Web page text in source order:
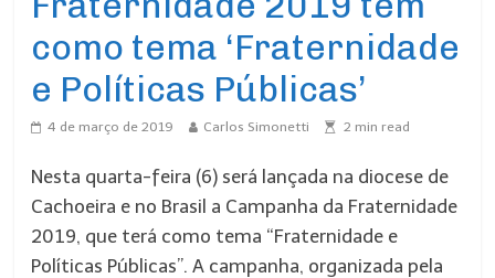
como tema ‘Fraternidade
e Políticas Públicas’
4 de março de 2019 Carlos Simonetti 2 min read
Nesta quarta-feira (6) será lançada na diocese de
Cachoeira e no Brasil a Campanha da Fraternidade
2019, que terá como tema “Fraternidade e
Políticas Públicas”. A campanha, organizada pela